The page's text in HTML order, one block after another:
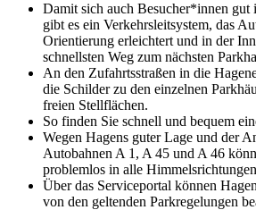
Damit sich auch Besucher*innen gut
gibt es ein Verkehrsleitsystem, das
Orientierung erleichtert und in der
schnellsten Weg zum nächsten
An den Zufahrtsstraßen in die
die Schilder zu den einzelnen
freien Stellflächen.
So finden Sie schnell und bequem
Wegen Hagens guter Lage und der
Autobahnen A 1, A 45 und A 46
problemlos in alle
Über das Serviceportal können
von den geltenden Parkregelungen